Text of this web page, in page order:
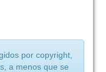
por copyright,
a menos que se